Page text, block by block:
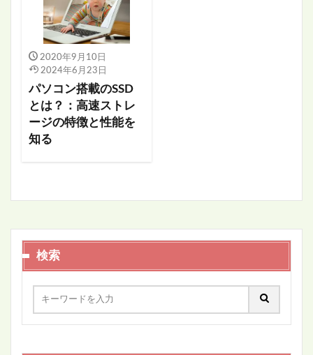
2020年9月10日
2024年6月23日
パソコン搭載のSSD
とは？：高速ストレ
ージの特徴と性能を
知る
検索